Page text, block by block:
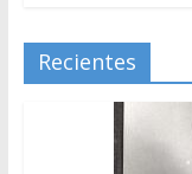
Recientes